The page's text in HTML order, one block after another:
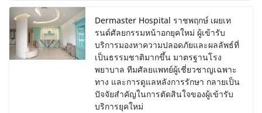
Dermaster Hospital ราชพฤกษ์ เผยเท
รนด์ศัลยกรรมหน้าอกยุคใหม่ ผู้เข้ารับ
บริการมองหาความปลอดภัยและผลลัพธ์ที่
เป็นธรรมชาติมากขึ้น มาตรฐานโรง
พยาบาล ทีมศัลยแพทย์ผู้เชี่ยวชาญเฉพาะ
ทาง และการดูแลหลังการรักษา กลายเป็น
ปัจจัยสำคัญในการตัดสินใจของผู้เข้ารับ
บริการยุคใหม่